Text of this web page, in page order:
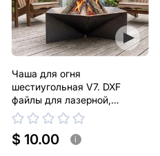
Чаша для огня
шестиугольная V7. DXF
файлы для лазерной,
плазменной резки
$ 10.00 i